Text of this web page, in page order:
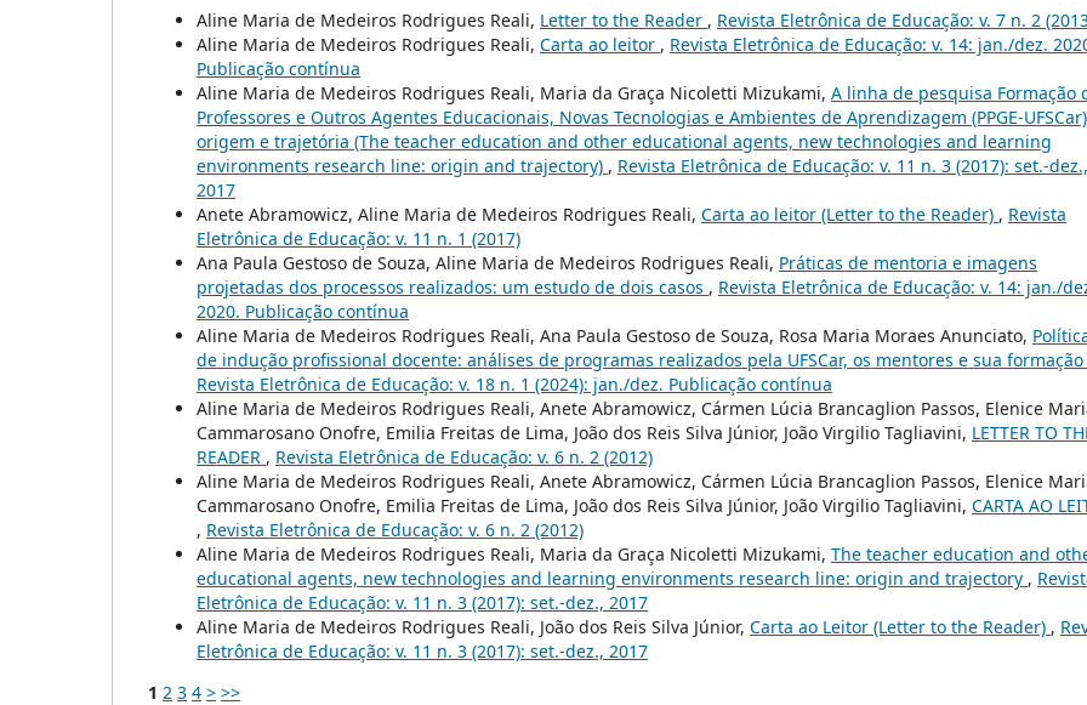
Aline Maria de Medeiros Rodrigues Reali, Letter to the Reader , Revista Eletrônica de Educação: v. 7 n. 2
Aline Maria de Medeiros Rodrigues Reali, Carta ao leitor , Revista Eletrônica de Educação: v. 14: jan./dez.
Publicação contínua
Aline Maria de Medeiros Rodrigues Reali, Maria da Graça Nicoletti Mizukami, A linha de pesquisa Formação
Professores e Outros Agentes Educacionais, Novas Tecnologias e Ambientes de Aprendizagem (PPGE-
origem e trajetória (The teacher education and other educational agents, new technologies and learning
environments research line: origin and trajectory) , Revista Eletrônica de Educação: v. 11 n. 3 (2017): set.-dez.,
2017
Anete Abramowicz, Aline Maria de Medeiros Rodrigues Reali, Carta ao leitor (Letter to the Reader) , Revista
Eletrônica de Educação: v. 11 n. 1 (2017)
Ana Paula Gestoso de Souza, Aline Maria de Medeiros Rodrigues Reali, Práticas de mentoria e imagens
projetadas dos processos realizados: um estudo de dois casos , Revista Eletrônica de Educação: v. 14: jan./
2020. Publicação contínua
Aline Maria de Medeiros Rodrigues Reali, Ana Paula Gestoso de Souza, Rosa Maria Moraes Anunciato,
de indução profissional docente: análises de programas realizados pela UFSCar, os mentores e sua formação
Revista Eletrônica de Educação: v. 18 n. 1 (2024): jan./dez. Publicação contínua
Aline Maria de Medeiros Rodrigues Reali, Anete Abramowicz, Cármen Lúcia Brancaglion Passos, Elenice
Cammarosano Onofre, Emilia Freitas de Lima, João dos Reis Silva Júnior, João Virgilio Tagliavini, LETTER TO
READER , Revista Eletrônica de Educação: v. 6 n. 2 (2012)
Aline Maria de Medeiros Rodrigues Reali, Anete Abramowicz, Cármen Lúcia Brancaglion Passos, Elenice
Cammarosano Onofre, Emilia Freitas de Lima, João dos Reis Silva Júnior, João Virgilio Tagliavini, CARTA AO
, Revista Eletrônica de Educação: v. 6 n. 2 (2012)
Aline Maria de Medeiros Rodrigues Reali, Maria da Graça Nicoletti Mizukami, The teacher education and
educational agents, new technologies and learning environments research line: origin and trajectory ,
Eletrônica de Educação: v. 11 n. 3 (2017): set.-dez., 2017
Aline Maria de Medeiros Rodrigues Reali, João dos Reis Silva Júnior, Carta ao Leitor (Letter to the Reader) ,
Eletrônica de Educação: v. 11 n. 3 (2017): set.-dez., 2017
1 2 3 4 > >>